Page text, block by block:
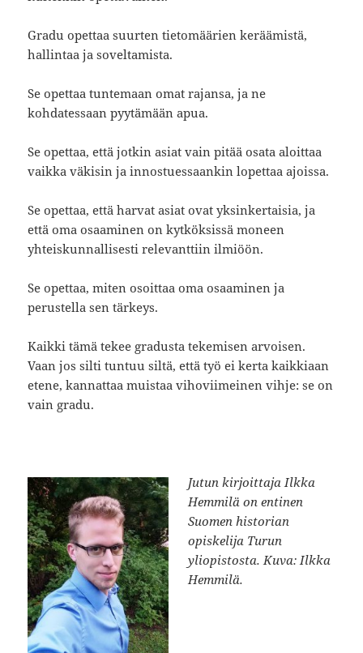
Gradu opettaa suurten tietomäärien keräämistä,
hallintaa ja soveltamista.
Se opettaa tuntemaan omat rajansa, ja ne
kohdatessaan pyytämään apua.
Se opettaa, että jotkin asiat vain pitää osata aloittaa
vaikka väkisin ja innostuessaankin lopettaa ajoissa.
Se opettaa, että harvat asiat ovat yksinkertaisia, ja
että oma osaaminen on kytköksissä moneen
yhteiskunnallisesti relevanttiin ilmiöön.
Se opettaa, miten osoittaa oma osaaminen ja
perustella sen tärkeys.
Kaikki tämä tekee gradusta tekemisen arvoisen.
Vaan jos silti tuntuu siltä, että työ ei kerta kaikkiaan
etene, kannattaa muistaa vihoviimeinen vihje: se on
vain gradu.
Jutun kirjoittaja Ilkka
Hemmilä on entinen
Suomen historian
opiskelija Turun
yliopistosta. Kuva: Ilkka
Hemmilä.